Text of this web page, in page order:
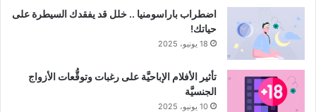
اضطراب باراسومنيا .. خلل قد يفقدك السيطرة على
حياتك!
18 يونيو، 2025
تأثير الأفلام الإباحيَّة على رغبات وتوقُّعات الأزواج
الجنسيَّة
10 يونيو، 2025